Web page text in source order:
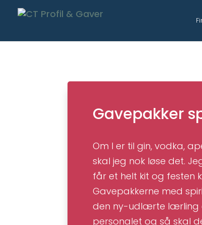
Gavepakker
Om I er til gin, vodka,
skal jeg nok løse det.
får et helt kit og festen
Gavepakkerne med
den ny-udlærte lærling
personalet og så skal